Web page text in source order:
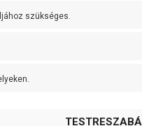
szükséges.